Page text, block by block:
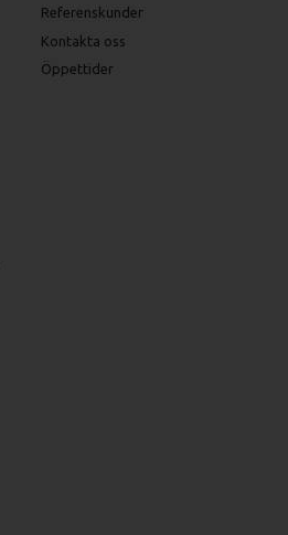
Referenskunder
Kontakta oss
Öppettider